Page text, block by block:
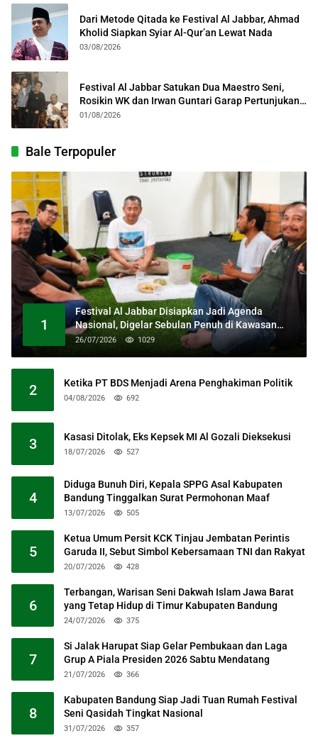
Dari Metode Qitada ke Festival Al Jabbar, Ahmad
Kholid Siapkan Syiar Al-Qur’an Lewat Nada
03/08/2026
Festival Al Jabbar Satukan Dua Maestro Seni,
Rosikin WK dan Irwan Guntari Garap Pertunjukan
Kolosal
01/08/2026
Bale Terpopuler
1
Festival Al Jabbar Disiapkan Jadi Agenda
Nasional, Digelar Sebulan Penuh di Kawasan
Masjid Raya Al Jabbar
26/07/2026 1029
2 Ketika PT BDS Menjadi Arena Penghakiman Politik
04/08/2026 692
3 Kasasi Ditolak, Eks Kepsek MI Al Gozali Dieksekusi
18/07/2026 527
4
Diduga Bunuh Diri, Kepala SPPG Asal Kabupaten
Bandung Tinggalkan Surat Permohonan Maaf
13/07/2026 505
5
Ketua Umum Persit KCK Tinjau Jembatan Perintis
Garuda II, Sebut Simbol Kebersamaan TNI dan Rakyat
20/07/2026 428
6
Terbangan, Warisan Seni Dakwah Islam Jawa Barat
yang Tetap Hidup di Timur Kabupaten Bandung
24/07/2026 375
7
Si Jalak Harupat Siap Gelar Pembukaan dan Laga
Grup A Piala Presiden 2026 Sabtu Mendatang
21/07/2026 366
8
Kabupaten Bandung Siap Jadi Tuan Rumah Festival
Seni Qasidah Tingkat Nasional
31/07/2026 357